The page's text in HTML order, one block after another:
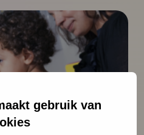
gebruik van